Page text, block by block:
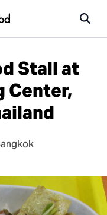
Stall at
Center,